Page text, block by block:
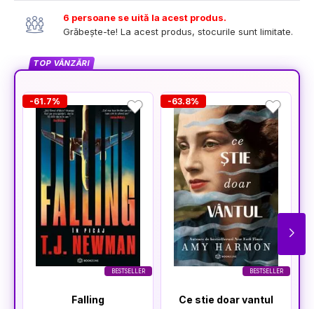
6 persoane se uită la acest produs.
Grăbește-te! La acest produs, stocurile sunt limitate.
TOP VÂNZĂRI
BESTSELLER
-61.7%
Falling
BESTSELLER
-63.8%
Ce stie doar vantul